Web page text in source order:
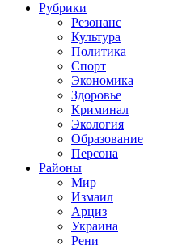
Рубрики
Резонанс
Культура
Политика
Спорт
Экономика
Здоровье
Криминал
Экология
Образование
Персона
Районы
Мир
Измаил
Арциз
Украина
Рени